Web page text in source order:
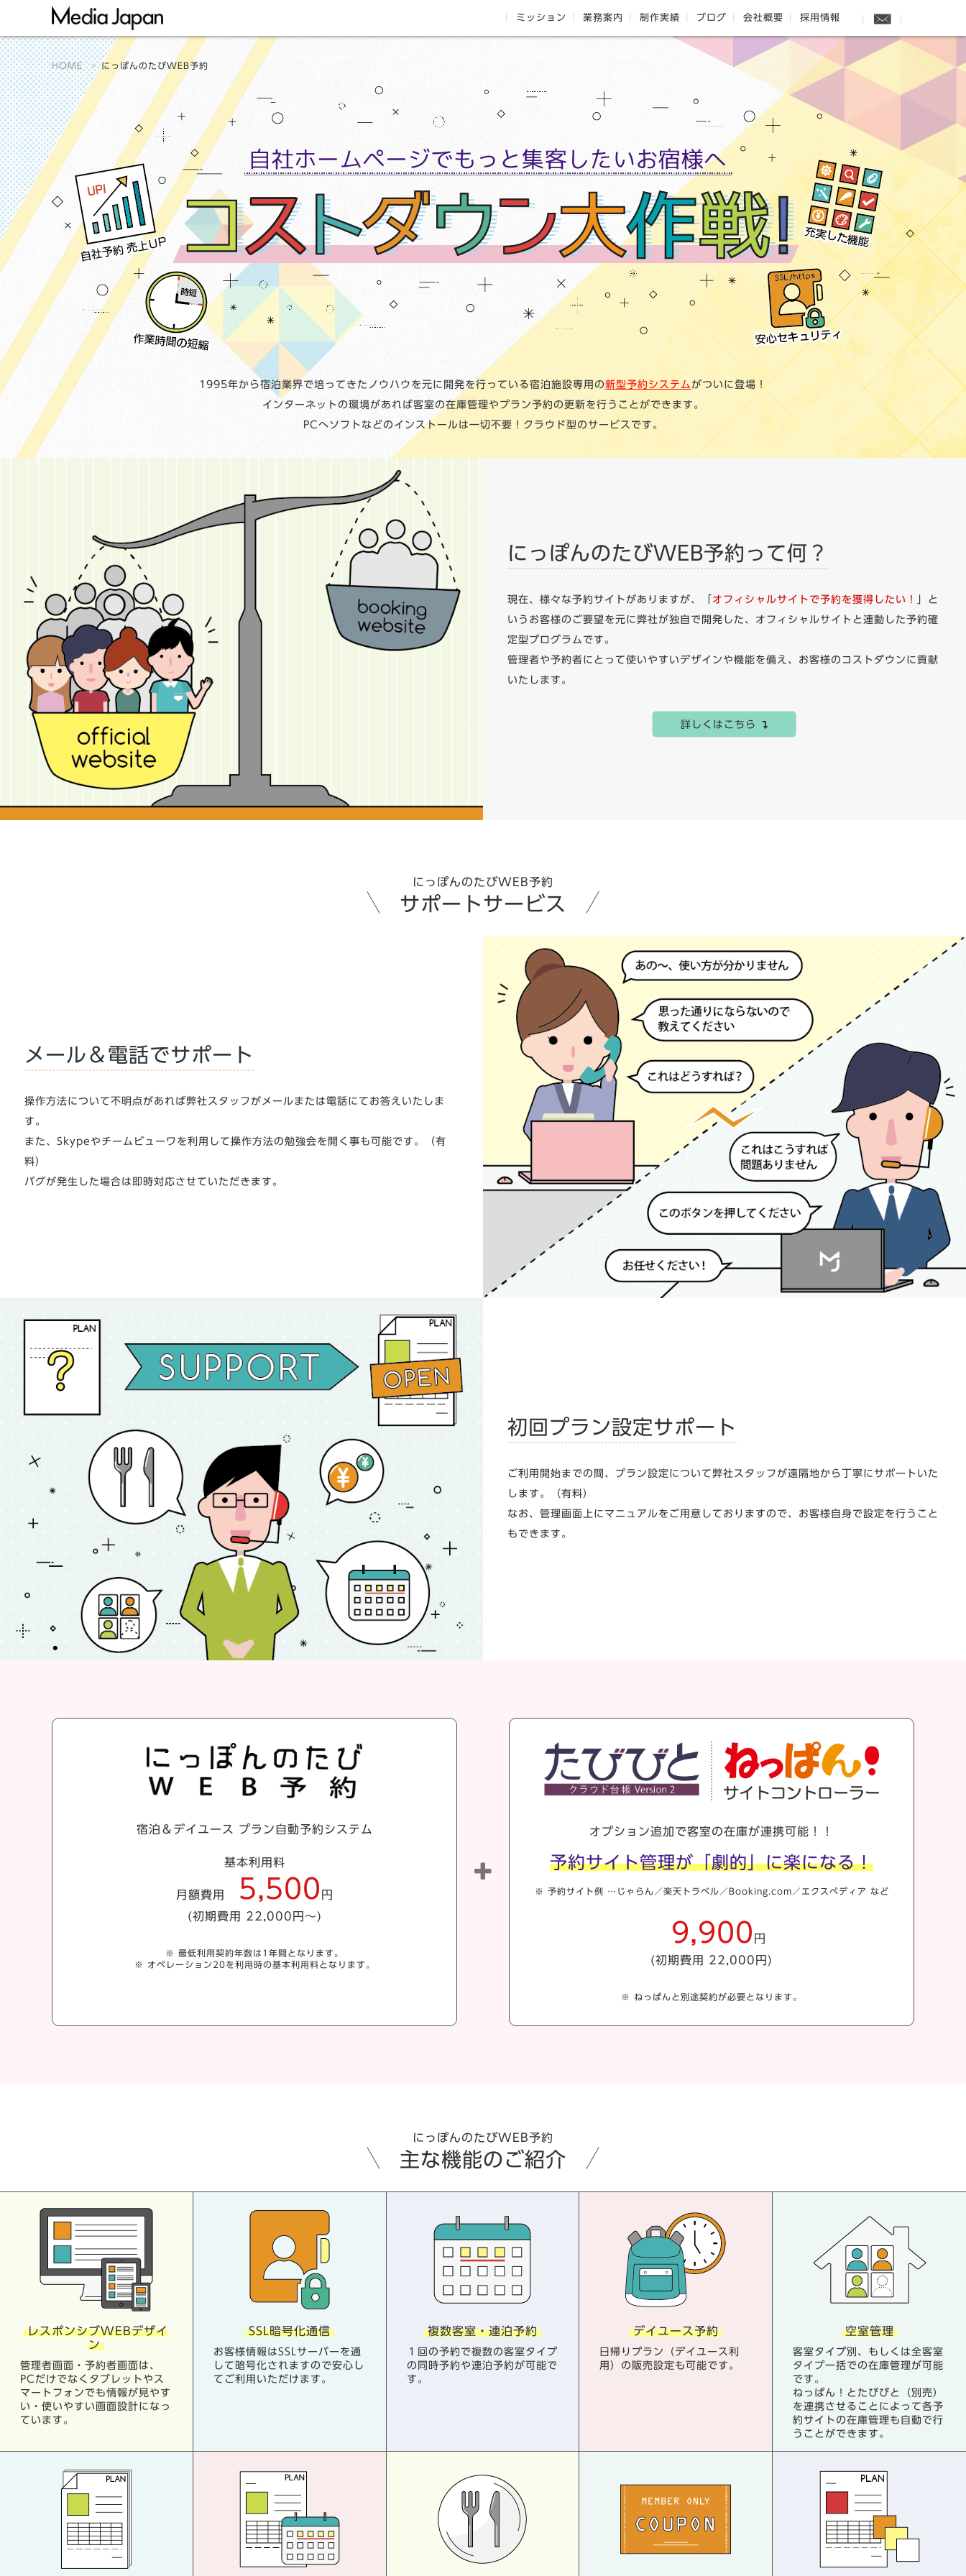
ミッション 業務案内 制作実績 ブログ 会社概要 採用情報
HOME にっぽんのたびWEB予約
1995年から宿泊業界で培ってきたノウハウを元に開発を行っている宿泊施設専用の新型予約システム がついに登場！
インターネットの環境があれば客室の在庫管理やプラン予約の更新を行うことができます。
PCへソフトなどのインストールは一切不要！クラウド型のサービスです。
にっぽんのたびWEB予約って何？
現在、様々な予約サイトがありますが、「 オフィシャルサイトで予約を獲得したい！
」と
いうお客様のご要望を元に弊社が独自で開発した、オフィシャルサイトと連動した予約確
定型プログラムです。
管理者や予約者にとって使いやすいデザインや機能を備え、お客様のコストダウンに貢献
いたします。
詳しくはこちら
にっぽんのたびWEB予約
サポートサービス
メール＆電話でサポート
操作方法について不明点があれば弊社スタッフがメールまたは電話にてお答えいたしま
す。
また、Skypeやチームビューワを利用して操作方法の勉強会を開く事も可能です。（有
料）
バグが発生した場合は即時対応させていただきます。
初回プラン設定サポート
ご利用開始までの間、プラン設定について弊社スタッフが遠隔地から丁寧にサポートいた
します。（有料）
なお、管理画面上にマニュアルをご用意しておりますので、お客様自身で設定を行うこと
もできます。
宿泊＆デイユース プラン自動予約システム
基本利用料
月額費用 5,500 円
(初期費用 22,000円～)
※ 最低利用契約年数は1年間となります。
※ オペレーション20を利用時の基本利用料となります。
オプション追加で客室の在庫が連携可能！！
予約サイト管理が「劇的」に楽になる！
※ 予約サイト例 …じゃらん／楽天トラベル／Booking.com／エクスペディア など
9,900 円
(初期費用 22,000円)
※ ねっぱんと別途契約が必要となります。
にっぽんのたびWEB予約
主な機能のご紹介
レスポンシブWEBデザイ
ン
管理者画面・予約者画面は、
PCだけでなくタブレットやス
マートフォンでも情報が見やす
い・使いやすい画面設計になっ
ています。
SSL暗号化通信
お客様情報はSSLサーバーを通
して暗号化されますので安心し
てご利用いただけます。
複数客室・連泊予約
１回の予約で複数の客室タイプ
の同時予約や連泊予約が可能で
す。
デイユース予約
日帰りプラン（デイユース利
用）の販売設定も可能です。
空室管理
客室タイプ別、もしくは全客室
タイプ一括での在庫管理が可能
です。
ねっぱん！とたびびと（別売）
を連携させることによって各予
約サイトの在庫管理も自動で行
うことができます。